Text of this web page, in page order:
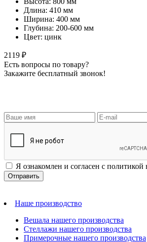
Длина: 410 мм
Ширина: 400 мм
Глубина: 200-600 мм
Цвет: цинк
2119 ₽
Есть вопросы по товару?
Закажите бесплатный звонок!
Я ознакомлен и согласен с
Наше производство
Вешала нашего производства
Стеллажи нашего производства
Примерочные нашего производства